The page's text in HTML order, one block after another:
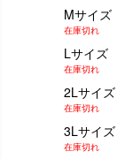
Mサイズ
在庫切れ
Lサイズ
在庫切れ
2Lサイズ
在庫切れ
3Lサイズ
在庫切れ